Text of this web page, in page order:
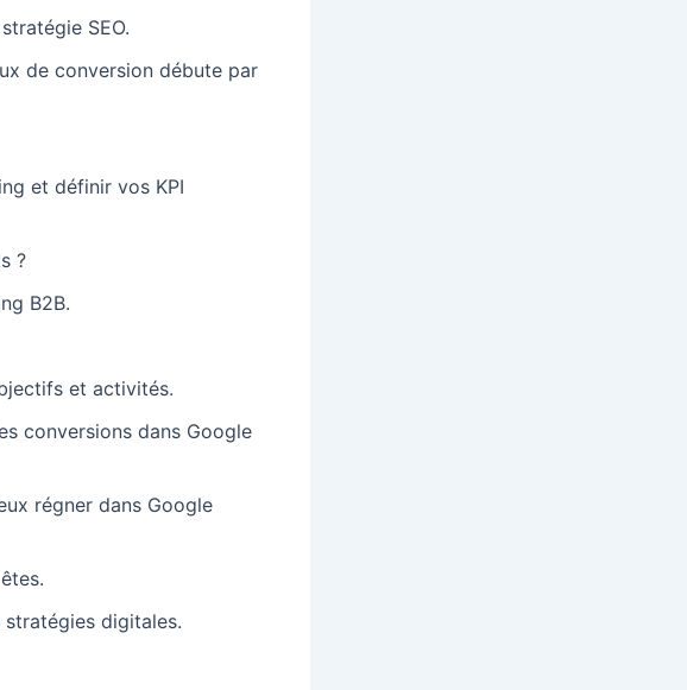
SEO.
de conversion débute par
et définir vos KPI
?
B2B.
et activités.
conversions dans Google
régner dans Google
digitales.